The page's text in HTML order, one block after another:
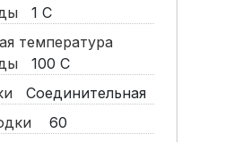
1 С
температура
100 С
Соединительная
60